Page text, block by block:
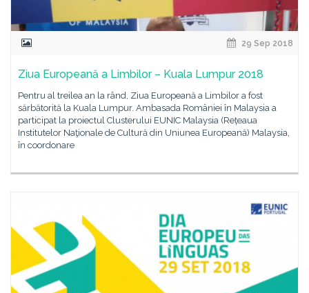
29 Sep 2018
Ziua Europeană a Limbilor – Kuala Lumpur 2018
Pentru al treilea an la rând, Ziua Europeană a Limbilor a fost
sărbătorită la Kuala Lumpur. Ambasada României în Malaysia a
participat la proiectul Clusterului EUNIC Malaysia (Rețeaua
Institutelor Naţionale de Cultură din Uniunea Europeană) Malaysia,
în coordonare